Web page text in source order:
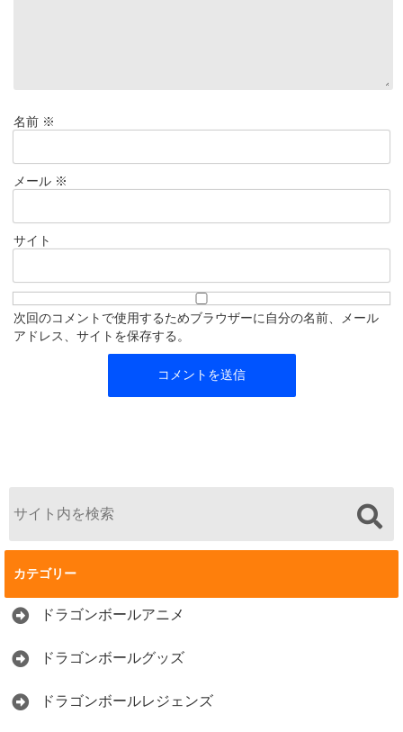
名前 ※
メール ※
サイト
次回のコメントで使用するためブラウザーに自分の名前、メール
アドレス、サイトを保存する。
カテゴリー
ドラゴンボールアニメ
ドラゴンボールグッズ
ドラゴンボールレジェンズ